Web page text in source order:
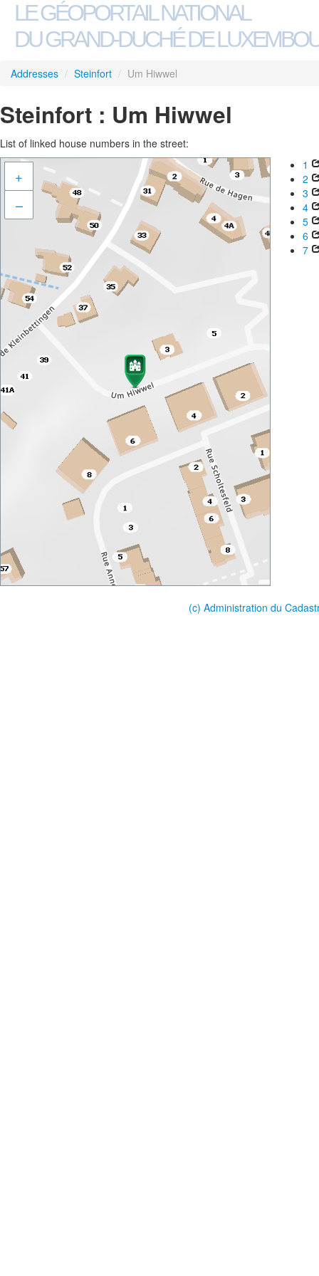
LE GÉOPORTAIL NATIONAL
DU GRAND-DUCHÉ DE
Addresses / Steinfort / Um Hiwwel
Steinfort : Um Hiwwel
List of linked house numbers in the street:
+
–
1
2
3
4
5
6
7
(c) Administration du